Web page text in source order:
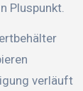
Pluspunkt.
verläuft